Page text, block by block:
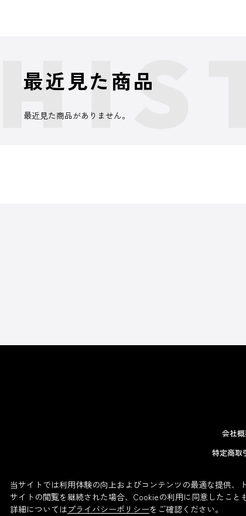
最近見た商品
最近見た商品がありません。
会社
特定商取
当サイトでは利用体験の向上およびコンテンツの最適な提供、
サイトの閲覧を継続された場合、Cookieの利用に同意したこと
詳細についてはプライバシーポリシーをご確認ください。